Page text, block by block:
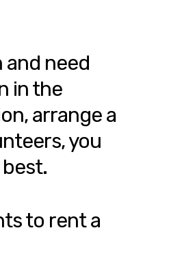
and need
in the
arrange a
you
to rent a